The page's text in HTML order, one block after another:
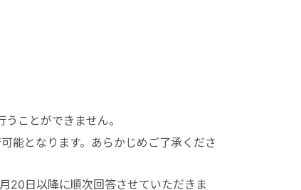
ことができません。
能となります。あらかじめご了承くださ
20日以降に順次回答させていただきま